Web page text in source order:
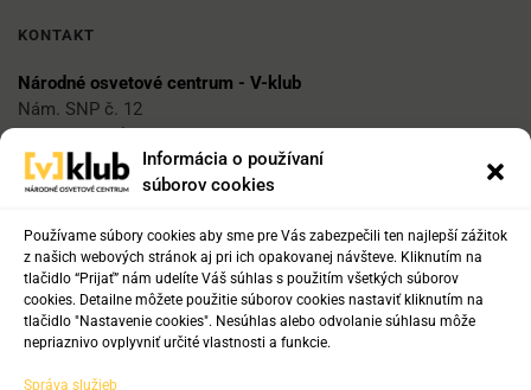
Informácia o používaní
súborov cookies
Používame súbory cookies aby sme pre Vás zabezpečili ten najlepší zážitok
z našich webových stránok aj pri ich opakovanej návšteve. Kliknutím na
tlačidlo “Prijať” nám udelíte Váš súhlas s použitím všetkých súborov
cookies. Detailne môžete použitie súborov cookies nastaviť kliknutím na
tlačidlo "Nastavenie cookies". Nesúhlas alebo odvolanie súhlasu môže
nepriaznivo ovplyvniť určité vlastnosti a funkcie.
Správa služieb
KONTAKT
Národné osvetové centrum - V-klub
Nám. SNP č. 12
812 34 Bratislava 1
vklub@nocka.sk
Tel:
+421 2 204 71 217